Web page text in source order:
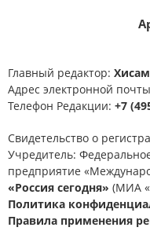
Главный редактор:
Адрес электронной
Телефон Редакции: +7
Свидетельство о
Учредитель:
предприятие
«Россия сегодня» (МИА
Политика
Правила применения